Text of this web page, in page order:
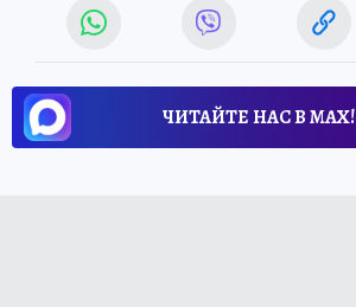
ЧИТАЙТЕ НАС В МАХ!